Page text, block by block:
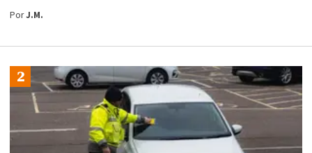
PorJ.M.